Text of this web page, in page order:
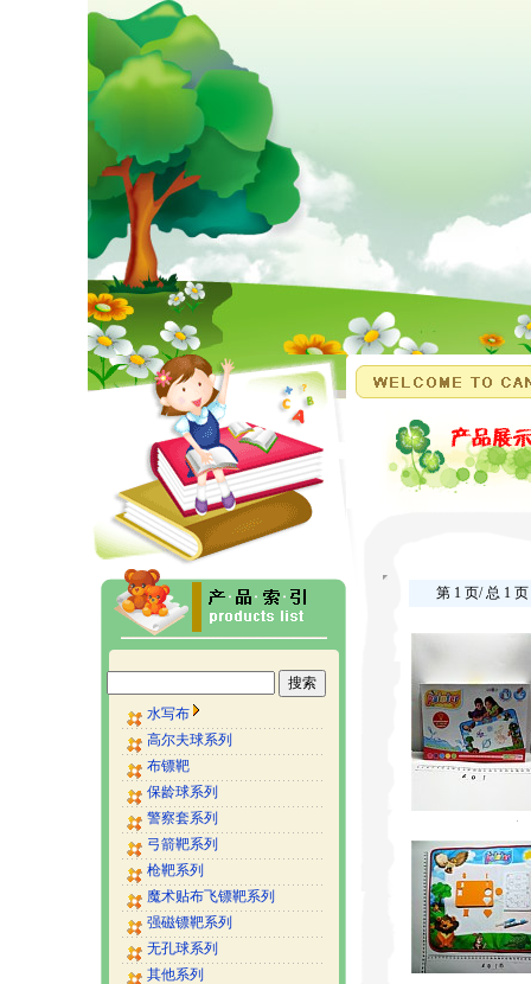
水写布
高尔夫球系列
布镖靶
保龄球系列
警察套系列
弓箭靶系列
枪靶系列
魔术贴布飞镖靶系列
强磁镖靶系列
无孔球系列
其他系列
第 1 页/ 总 1